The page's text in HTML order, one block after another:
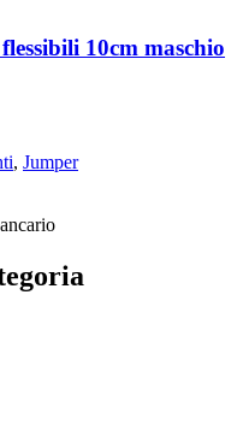
10cm maschio
, Jumper